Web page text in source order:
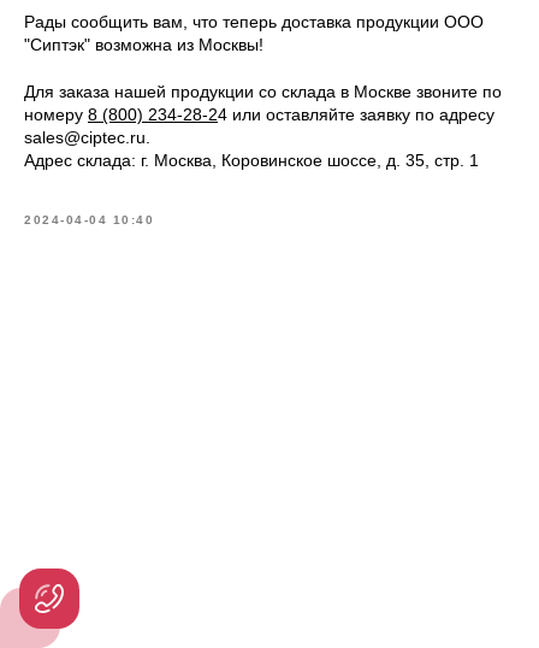
Рады сообщить вам, что теперь доставка продукции ООО
"Сиптэк" возможна из Москвы!
Для заказа нашей продукции со склада в Москве звоните по
номеру 8 (800) 234-28-24 или оставляйте заявку по адресу
sales@ciptec.ru.
Адрес склада: г. Москва, Коровинское шоссе, д. 35, стр. 1
2024-04-04 10:40